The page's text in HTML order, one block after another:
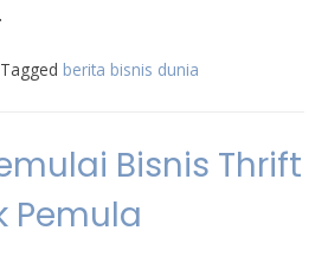
Tagged berita bisnis dunia
Bisnis Thrift
Pemula